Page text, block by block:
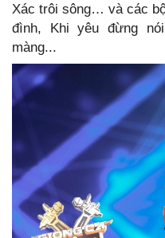
Xác trôi sông… và các
đình, Khi yêu đừng
màng...